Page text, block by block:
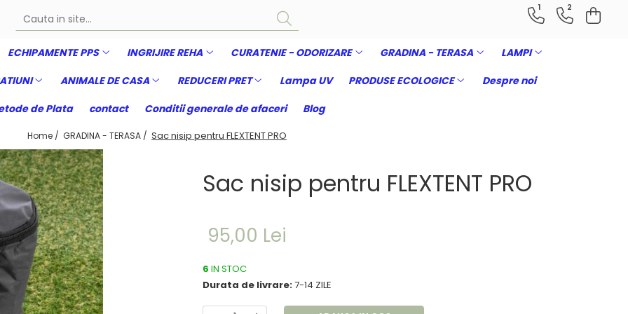
1 2
ECHIPAMENTE PPS INGRIJIRE REHA CURATENIE - ODORIZARE GRADINA - TERASA
LAMPI
ANIMALE DE CASA REDUCERI PRET Lampa UV PRODUSE ECOLOGICE
Despre noi
de Plata
contact Conditii generale de afaceri Blog
Home / GRADINA - TERASA / Sac nisip pentru FLEXTENT PRO
Sac nisip pentru FLEXTENT PRO
95,00 Lei
6 IN STOC
Durata de livrare:7-14 ZILE